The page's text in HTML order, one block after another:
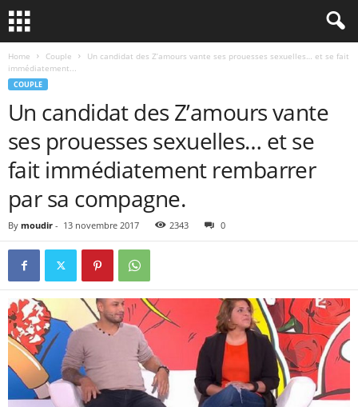
Home Couple
Un candidat des Z’amours vante ses prouesses sexuelles… et se fait
immédiatement...
COUPLE
Un candidat des Z’amours vante
ses prouesses sexuelles… et se
fait immédiatement rembarrer
par sa compagne.
By moudir - 13 novembre 2017 2343 0